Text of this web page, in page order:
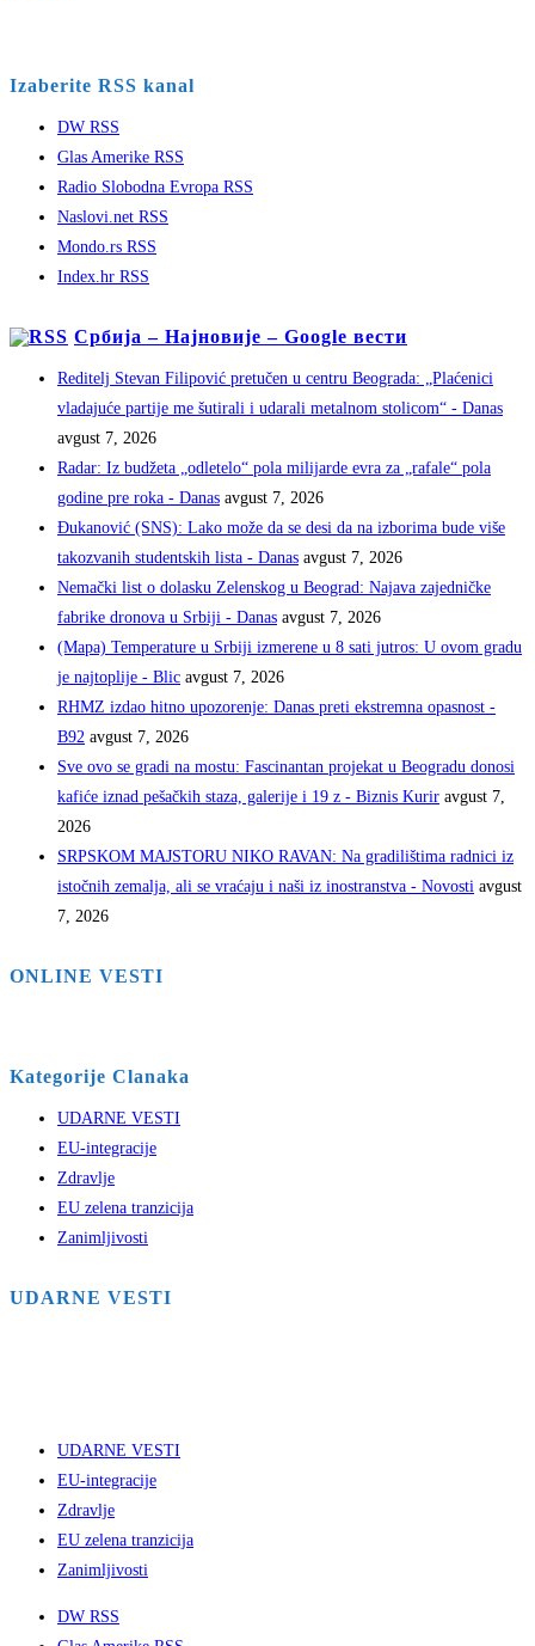
Izaberite RSS kanal
DW RSS
Glas Amerike RSS
Radio Slobodna Evropa RSS
Naslovi.net RSS
Mondo.rs RSS
Index.hr RSS
Србија – Најновије – Google вести
Reditelj Stevan Filipović pretučen u centru Beograda: „Plaćenici
vladajuće partije me šutirali i udarali metalnom stolicom“ - Danas
avgust 7, 2026
Radar: Iz budžeta „odletelo“ pola milijarde evra za „rafale“ pola
godine pre roka - Danas avgust 7, 2026
Đukanović (SNS): Lako može da se desi da na izborima bude više
takozvanih studentskih lista - Danas avgust 7, 2026
Nemački list o dolasku Zelenskog u Beograd: Najava zajedničke
fabrike dronova u Srbiji - Danas avgust 7, 2026
(Mapa) Temperature u Srbiji izmerene u 8 sati jutros: U ovom gradu
je najtoplije - Blic avgust 7, 2026
RHMZ izdao hitno upozorenje: Danas preti ekstremna opasnost -
B92 avgust 7, 2026
Sve ovo se gradi na mostu: Fascinantan projekat u Beogradu donosi
kafiće iznad pešačkih staza, galerije i 19 z - Biznis Kurir avgust 7,
2026
SRPSKOM MAJSTORU NIKO RAVAN: Na gradilištima radnici iz
istočnih zemalja, ali se vraćaju i naši iz inostranstva - Novosti avgust
7, 2026
ONLINE VESTI
Kategorije Clanaka
UDARNE VESTI
EU-integracije
Zdravlje
EU zelena tranzicija
Zanimljivosti
UDARNE VESTI
UDARNE VESTI
EU-integracije
Zdravlje
EU zelena tranzicija
Zanimljivosti
DW RSS